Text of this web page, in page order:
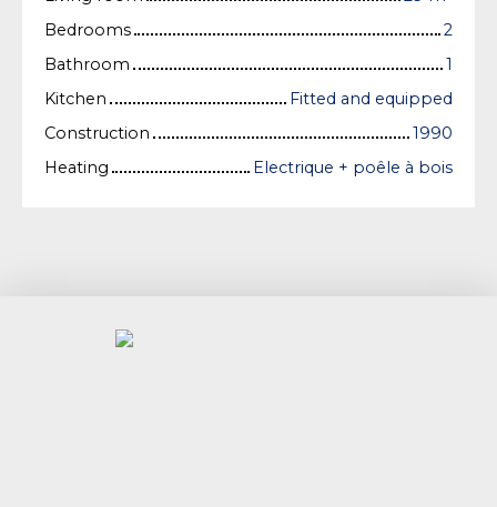
Bedrooms
2
Bathroom
1
Kitchen
Fitted and equipped
Construction
1990
Heating
Electrique + poêle à bois